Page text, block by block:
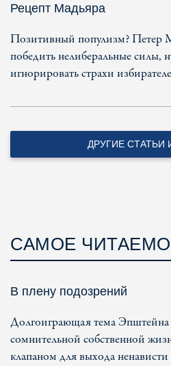
Рецепт Мадьяра
Позитивный популизм? Петер
победить нелиберальные силы,
игнорировать страхи
ДРУГИЕ СТАТЬИ
САМОЕ
В плену подозрений
Долгоиграющая тема Эпштейна
сомнительной собственной
клапаном для выхода ненависти